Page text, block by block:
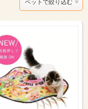
ペットで絞り込む